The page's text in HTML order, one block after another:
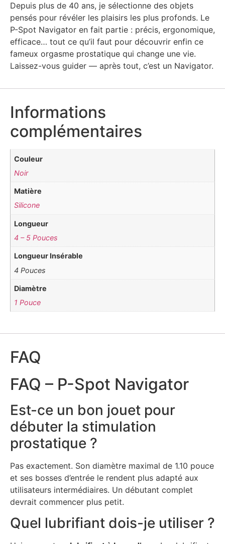
Depuis plus de 40 ans, je sélectionne des objets
pensés pour révéler les plaisirs les plus profonds. Le
P-Spot Navigator en fait partie : précis, ergonomique,
efficace… tout ce qu’il faut pour découvrir enfin ce
fameux orgasme prostatique qui change une vie.
Laissez-vous guider — après tout, c’est un Navigator.
Informations
complémentaires
Couleur
Noir
Matière
Silicone
Longueur
4 – 5 Pouces
Longueur Insérable
4 Pouces
Diamètre
1 Pouce
FAQ
FAQ – P-Spot Navigator
Est-ce un bon jouet pour
débuter la stimulation
prostatique ?
Pas exactement. Son diamètre maximal de 1.10 pouce
et ses bosses d’entrée le rendent plus adapté aux
utilisateurs intermédiaires. Un débutant complet
devrait commencer plus petit.
Quel lubrifiant dois-je utiliser ?